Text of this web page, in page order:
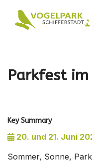
Parkfest
Key Summary
20. und 21. Juni
Sommer, Sonne,